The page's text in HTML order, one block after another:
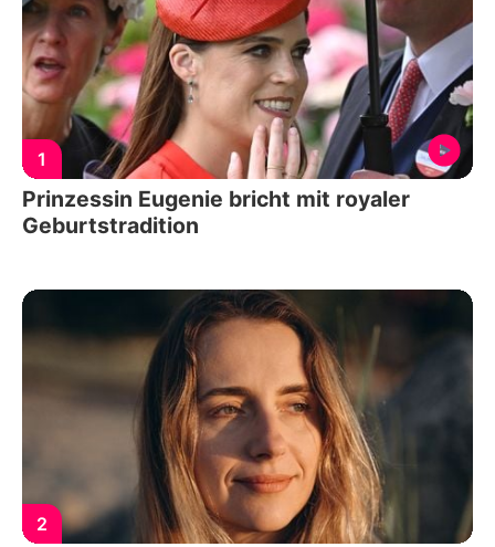
1
Prinzessin Eugenie bricht mit royaler
Geburtstradition
2